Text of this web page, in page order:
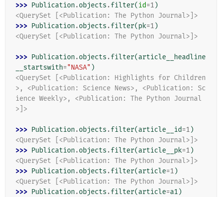
>>> Publication .objects .filter(id=1)
<QuerySet [<Publication: The Python Journal>]>
>>> Publication .objects .filter(pk=1)
<QuerySet [<Publication: The Python Journal>]>
>>> Publication .objects .filter(article__headline
__startswith="NASA" )
<QuerySet [<Publication: Highlights for Children
>, <Publication: Science News>, <Publication: Sc
ience Weekly>, <Publication: The Python Journal
>]>
>>> Publication .objects .filter(article__id=1)
<QuerySet [<Publication: The Python Journal>]>
>>> Publication .objects .filter(article__pk=1)
<QuerySet [<Publication: The Python Journal>]>
>>> Publication .objects .filter(article=1)
<QuerySet [<Publication: The Python Journal>]>
>>> Publication .objects .filter(article=a1)